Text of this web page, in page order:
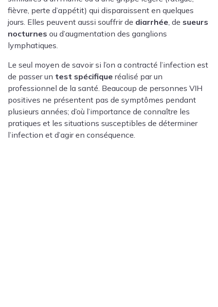
fièvre, perte d’appétit) qui disparaissent en quelques
jours. Elles peuvent aussi souffrir de diarrhée, de sueurs
nocturnes ou d’augmentation des ganglions
lymphatiques.
Le seul moyen de savoir si l’on a contracté l’infection est
de passer un test spécifique réalisé par un
professionnel de la santé. Beaucoup de personnes VIH
positives ne présentent pas de symptômes pendant
plusieurs années; d’où l’importance de connaître les
pratiques et les situations susceptibles de déterminer
l’infection et d’agir en conséquence.